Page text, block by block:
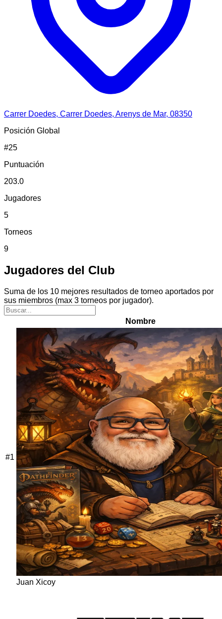
Carrer Doedes, Carrer Doedes, Arenys de Mar, 08350
Posición Global
#25
Puntuación
203.0
Jugadores
5
Torneos
9
Jugadores del Club
Suma de los 10 mejores resultados de torneo aportados por
sus miembros (max 3 torneos por jugador).
Nombre
#1
Juan Xicoy